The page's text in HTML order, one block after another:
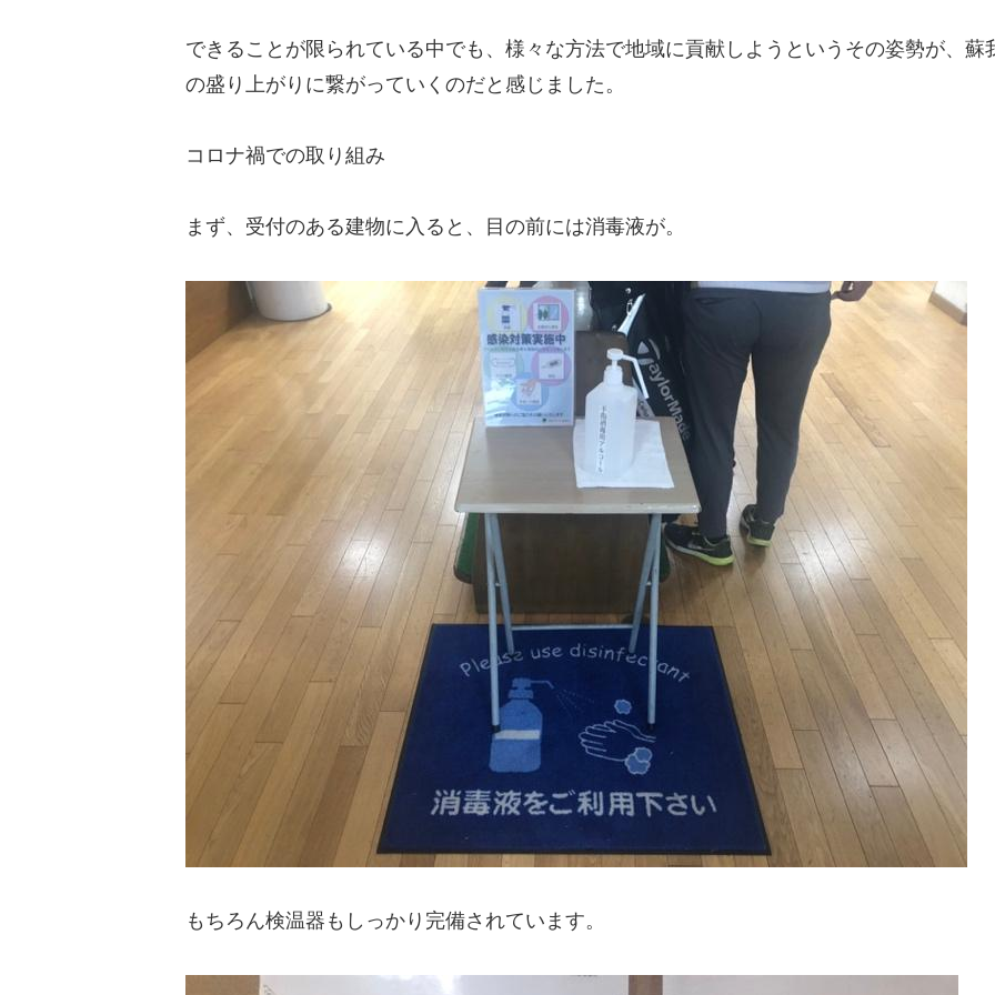
できることが限られている中でも、様々な方法で地域に貢献しようというその姿勢が、蘇
の盛り上がりに繋がっていくのだと感じました。
コロナ禍での取り組み
まず、受付のある建物に入ると、目の前には消毒液が。
もちろん検温器もしっかり完備されています。